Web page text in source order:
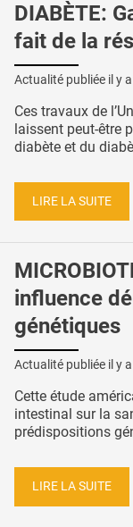
DIABÈTE:
fait de la
Actualité publiée il y a
Ces travaux de
laissent peut-être
diabète et du
LIRE LA SUITE
influence
génétiques
Actualité publiée il y a
Cette étude
intestinal sur la
prédispositions
LIRE LA SUITE